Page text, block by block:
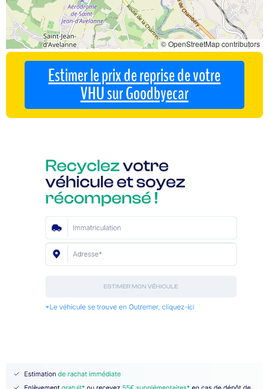
© OpenStreetMap contributors
Estimer le prix de reprise de votre
VHU sur Goodbyecar